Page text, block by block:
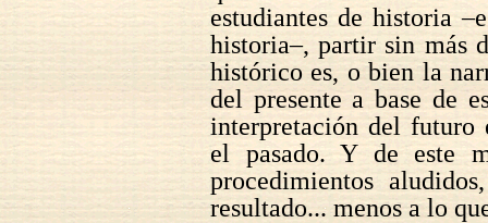
estudiantes de historia
historia–, partir sin más
histórico es, o bien la
del presente a base de
interpretación del futuro
el pasado. Y de este
procedimientos
resultado... menos a lo